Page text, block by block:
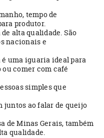
tempo de
produtor.
alta qualidade. São
nacionais e
uma iguaria ideal para
comer com café
simples que
juntos ao falar de queijo
de Minas Gerais, também
qualidade.